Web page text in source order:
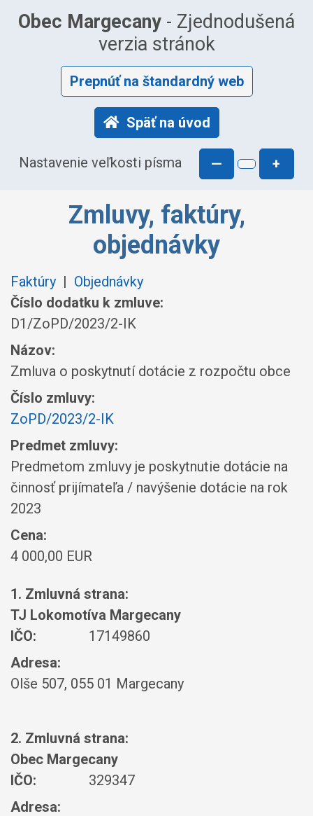
Obec Margecany - Zjednodušená
verzia stránok
Prepnúť na štandardný web
Späť na úvod
Nastavenie veľkosti písma — +
Zmluvy, faktúry,
objednávky
Faktúry | Objednávky
Číslo dodatku k zmluve:
D1/ZoPD/2023/2-IK
Názov:
Zmluva o poskytnutí dotácie z rozpočtu obce
Číslo zmluvy:
ZoPD/2023/2-IK
Predmet zmluvy:
Predmetom zmluvy je poskytnutie dotácie na
činnosť prijímateľa / navýšenie dotácie na rok
2023
Cena:
4 000,00 EUR
1. Zmluvná strana:
TJ Lokomotíva Margecany
IČO:
17149860
Adresa:
Olše 507, 055 01 Margecany
2. Zmluvná strana:
Obec Margecany
IČO:
329347
Adresa: